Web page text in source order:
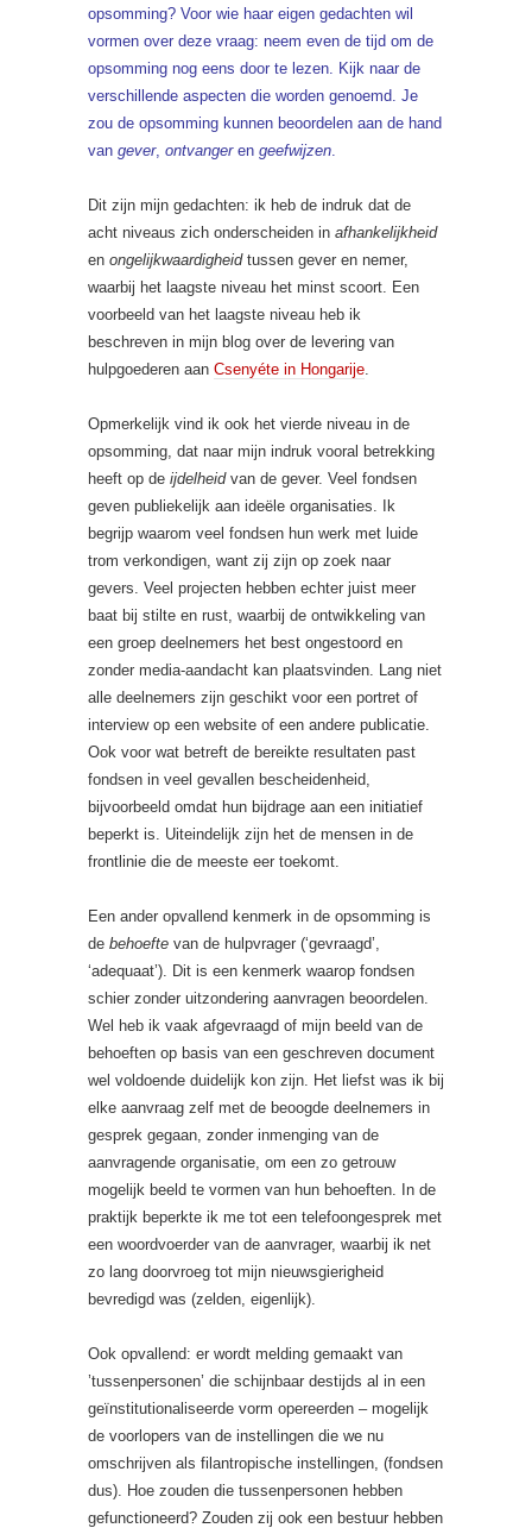
opsomming? Voor wie haar eigen gedachten wil
vormen over deze vraag: neem even de tijd om de
opsomming nog eens door te lezen. Kijk naar de
verschillende aspecten die worden genoemd. Je
zou de opsomming kunnen beoordelen aan de hand
van gever, ontvangeren geefwijzen.
Dit zijn mijn gedachten: ik heb de indruk dat de
acht niveaus zich onderscheiden in afhankelijkheid
en ongelijkwaardigheidtussen gever en nemer,
waarbij het laagste niveau het minst scoort. Een
voorbeeld van het laagste niveau heb ik
beschreven in mijn blog over de levering van
hulpgoederen aan Csenyéte in Hongarije.
Opmerkelijk vind ik ook het vierde niveau in de
opsomming, dat naar mijn indruk vooral betrekking
heeft op de ijdelheidvan de gever. Veel fondsen
geven publiekelijk aan ideële organisaties. Ik
begrijp waarom veel fondsen hun werk met luide
trom verkondigen, want zij zijn op zoek naar
gevers. Veel projecten hebben echter juist meer
baat bij stilte en rust, waarbij de ontwikkeling van
een groep deelnemers het best ongestoord en
zonder media-aandacht kan plaatsvinden. Lang niet
alle deelnemers zijn geschikt voor een portret of
interview op een website of een andere publicatie.
Ook voor wat betreft de bereikte resultaten past
fondsen in veel gevallen bescheidenheid,
bijvoorbeeld omdat hun bijdrage aan een initiatief
beperkt is. Uiteindelijk zijn het de mensen in de
frontlinie die de meeste eer toekomt.
Een ander opvallend kenmerk in de opsomming is
de behoefte van de hulpvrager (‘gevraagd’,
‘adequaat’). Dit is een kenmerk waarop fondsen
schier zonder uitzondering aanvragen beoordelen.
Wel heb ik vaak afgevraagd of mijn beeld van de
behoeften op basis van een geschreven document
wel voldoende duidelijk kon zijn. Het liefst was ik bij
elke aanvraag zelf met de beoogde deelnemers in
gesprek gegaan, zonder inmenging van de
aanvragende organisatie, om een zo getrouw
mogelijk beeld te vormen van hun behoeften. In de
praktijk beperkte ik me tot een telefoongesprek met
een woordvoerder van de aanvrager, waarbij ik net
zo lang doorvroeg tot mijn nieuwsgierigheid
bevredigd was (zelden, eigenlijk).
Ook opvallend: er wordt melding gemaakt van
’tussenpersonen’ die schijnbaar destijds al in een
geïnstitutionaliseerde vorm opereerden – mogelijk
de voorlopers van de instellingen die we nu
omschrijven als filantropische instellingen, (fondsen
dus). Hoe zouden die tussenpersonen hebben
gefunctioneerd? Zouden zij ook een bestuur hebben